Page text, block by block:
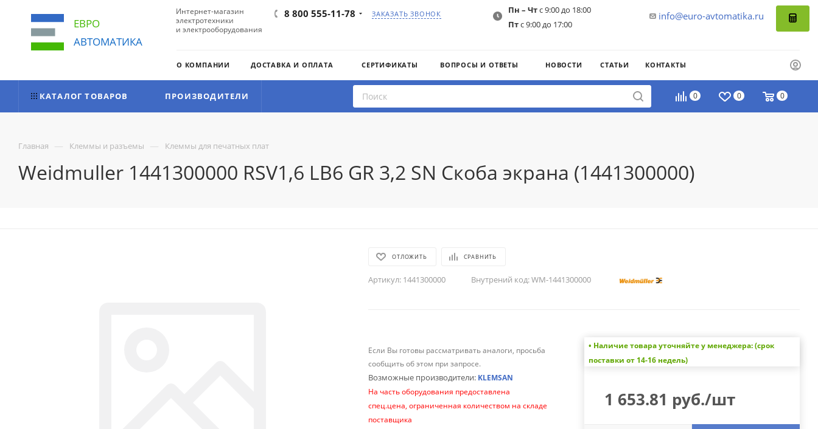
ЕВРО
АВТОМАТИКА
Интернет-магазин
электротехники
и электрооборудования
8 800 555-11-78 ЗАКАЗАТЬ ЗВОНОК info@euro-avtomatika.ru
Пн – Чтс 9:00 до 18:00
Птс 9:00 до 17:00
О КОМПАНИИ ДОСТАВКА И ОПЛАТА СЕРТИФИКАТЫ ВОПРОСЫ И ОТВЕТЫ НОВОСТИ СТАТЬИ КОНТАКТЫ
0 0 0
КАТАЛОГ ТОВАРОВ ПРОИЗВОДИТЕЛИ
Главная — Клеммы и разъемы — Клеммы для печатных плат
Weidmuller 1441300000 RSV1,6 LB6 GR 3,2 SN Скоба экрана (1441300000)
ОТЛОЖИТЬ СРАВНИТЬ
Артикул: 1441300000 Внутрений код:WM-1441300000
Если Вы готовы рассматривать аналоги, просьба
сообщить об этом при запросе.
Возможные производители: KLEMSAN
На часть оборудования предоставлена
спец.цена, ограниченная количеством на складе
поставщика
• Наличие товара уточняйте у менеджера: (срок
поставки от 14-16 недель)
1 653.81 руб./шт